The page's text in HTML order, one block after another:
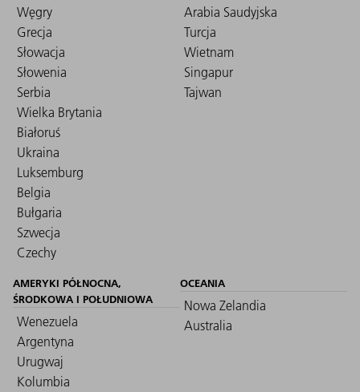
Węgry
Grecja
Słowacja
Słowenia
Serbia
Wielka Brytania
Białoruś
Ukraina
Luksemburg
Belgia
Bułgaria
Szwecja
Czechy
Arabia Saudyjska
Turcja
Wietnam
Singapur
Tajwan
AMERYKI PÓŁNOCNA,
ŚRODKOWA I POŁUDNIOWA
Wenezuela
Argentyna
Urugwaj
Kolumbia
OCEANIA
Nowa Zelandia
Australia